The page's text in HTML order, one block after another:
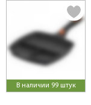
В наличии 99 штук